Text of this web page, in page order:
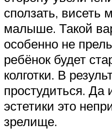
сползать, висеть
малыше. Такой
особенно не
ребёнок будет
колготки. В
простудиться. Да
эстетики это
зрелище.